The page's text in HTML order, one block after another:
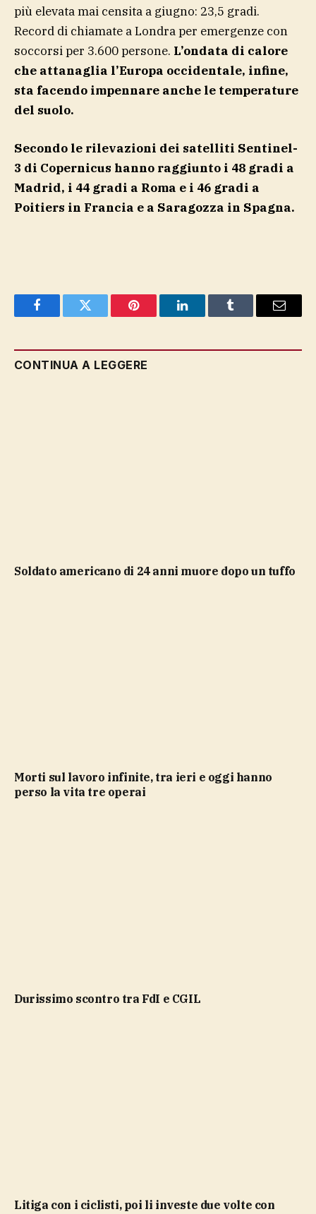
più elevata mai censita a giugno: 23,5 gradi.
Record di chiamate a Londra per emergenze con
soccorsi per 3.600 persone. L’ondata di calore
che attanaglia l’Europa occidentale, infine,
sta facendo impennare anche le temperature
del suolo.
Secondo le rilevazioni dei satelliti Sentinel-
3 di Copernicus hanno raggiunto i 48 gradi a
Madrid, i 44 gradi a Roma e i 46 gradi a
Poitiers in Francia e a Saragozza in Spagna.
FacebookTwitter Pinterest LinkedInTumblr Email
CONTINUA A LEGGERE
soldato americano di 24 anni muore dopo un tuffo
Morti sul lavoro infinite, tra ieri e oggi hanno
perso la vita tre operai
durissimo scontro tra FdI e CGIL
Litiga con i ciclisti, poi li investe due volte con